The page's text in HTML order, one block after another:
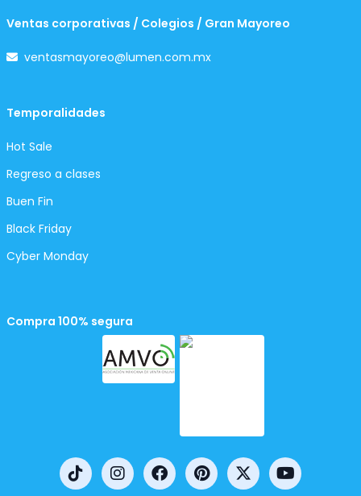
Ventas corporativas / Colegios / Gran Mayoreo
ventasmayoreo@lumen.com.mx
Temporalidades
Hot Sale
Regreso a clases
Buen Fin
Black Friday
Cyber Monday
Compra 100% segura